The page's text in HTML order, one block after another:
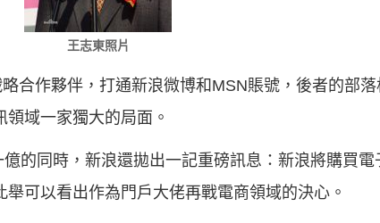
王志東照片
合作夥伴，打通新浪微博和MSN賬號，後者的部落
域一家獨大的局面。
的同時，新浪還拋出一記重磅訊息：新浪將購買
可以看出作為門戶大佬再戰電商領域的決心。